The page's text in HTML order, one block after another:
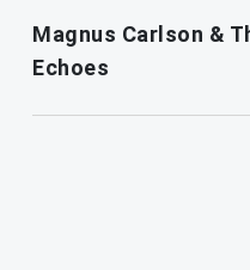
Magnus Carlson &
Echoes